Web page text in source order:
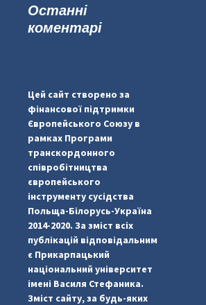
Останні
коментарі
Цей сайт створено за
фінансової підтримки
Європейського Союзу в
рамках Програми
транскордонного
співробітництва
європейського
інструменту сусідства
Польща-Білорусь-Україна
2014-2020. За зміст всіх
публікацій відповідальним
є Прикарпацький
національний університет
імені Василя Стефаника.
Зміст сайту, за будь-яких